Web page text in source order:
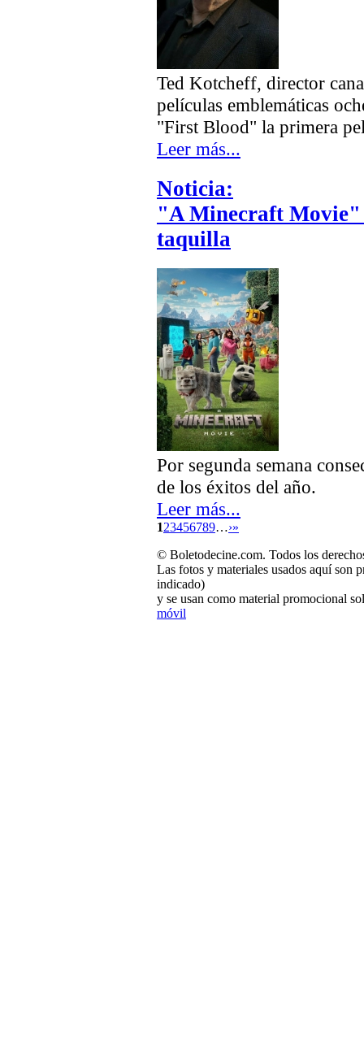
Ted Kotcheff, director
películas emblemáticas
"First Blood" la primera
Leer más...
Noticia:
"A Minecraft Movie"
taquilla
Por segunda semana
de los éxitos del año.
Leer más...
123456789…›»
© Boletodecine.com. Todos los
Las fotos y materiales usados aquí son
indicado)
y se usan como material promocional
móvil